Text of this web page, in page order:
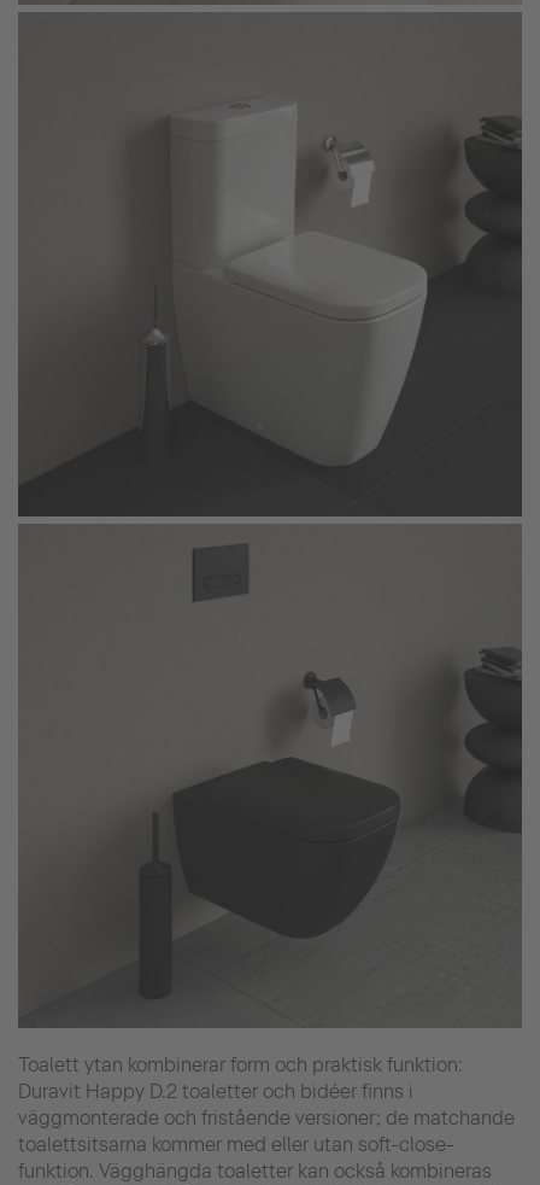
Toalett ytan kombinerar form och praktisk funktion:
Duravit Happy D.2 toaletter och bidéer finns i
väggmonterade och fristående versioner; de matchande
toalettsitsarna kommer med eller utan soft-close-
funktion. Vägghängda toaletter kan också kombineras